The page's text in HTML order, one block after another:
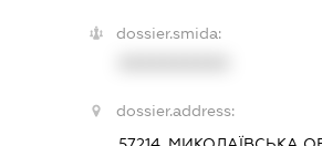
dossier.smida:
dossier.address: